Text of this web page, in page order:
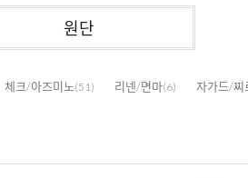
원단
체크/아즈미노(51) 리넨/면마(6) 자가드/찌